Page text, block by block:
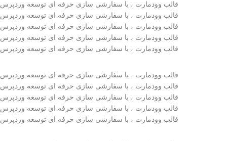
قالب وودمارت ، با سفارشی سازی حرفه ای توسعه وردپرس
قالب وودمارت ، با سفارشی سازی حرفه ای توسعه وردپرس
قالب وودمارت ، با سفارشی سازی حرفه ای توسعه وردپرس
قالب وودمارت ، با سفارشی سازی حرفه ای توسعه وردپرس
قالب وودمارت ، با سفارشی سازی حرفه ای توسعه وردپرس
قالب وودمارت ، با سفارشی سازی حرفه ای توسعه وردپرس
قالب وودمارت ، با سفارشی سازی حرفه ای توسعه وردپرس
قالب وودمارت ، با سفارشی سازی حرفه ای توسعه وردپرس
قالب وودمارت ، با سفارشی سازی حرفه ای توسعه وردپرس
قالب وودمارت ، با سفارشی سازی حرفه ای توسعه وردپرس